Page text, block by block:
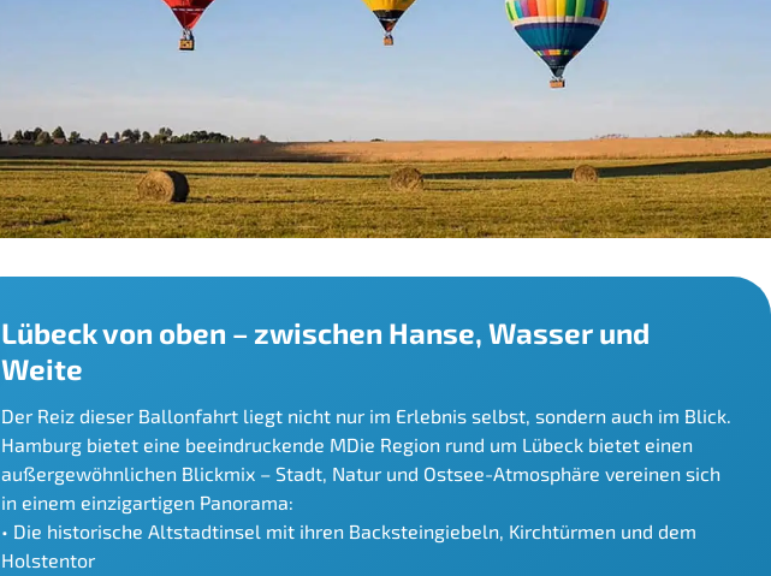
Lübeck von oben – zwischen Hanse, Wasser und
Weite
Der Reiz dieser Ballonfahrt liegt nicht nur im Erlebnis selbst, sondern auch im Blick.
Hamburg bietet eine beeindruckende MDie Region rund um Lübeck bietet einen
außergewöhnlichen Blickmix – Stadt, Natur und Ostsee-Atmosphäre vereinen sich
in einem einzigartigen Panorama:
• Die historische Altstadtinsel mit ihren Backsteingiebeln, Kirchtürmen und dem
Holstentor